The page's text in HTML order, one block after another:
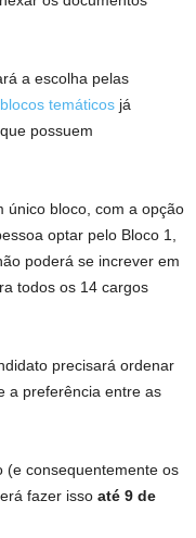
a escolha pelas
temáticos já
possuem
único bloco, com a opção
optar pelo Bloco 1,
poderá se increver em
todos os 14 cargos
precisará ordenar
a preferência entre as
(e consequentemente os
fazer isso até 9 de